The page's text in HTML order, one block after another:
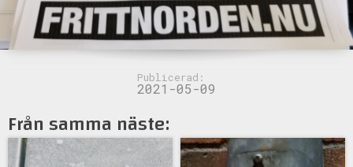
Publicerad:
2021-05-09
Från samma näste: